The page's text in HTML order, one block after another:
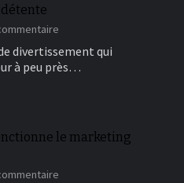
au
cirque
bon
divertissement qui
à peu près…
le marketing